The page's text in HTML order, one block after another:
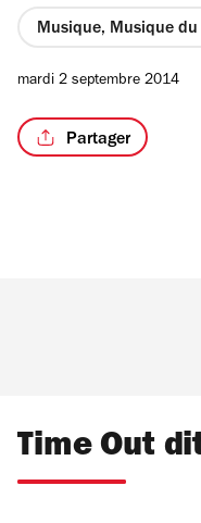
Musique, Musique
mardi 2 septembre 2014
Partager
Time Out